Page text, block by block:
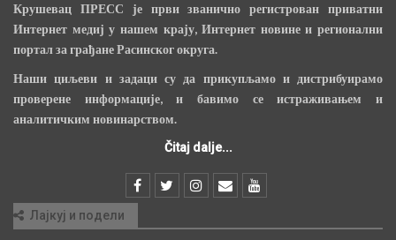
Крушевац ПРЕСС је први званично регистрован приватни
Интернет медиј у нашем крају, Интернет новине и регионални
портал за грађане Расинског округа.
Наши циљеви и задаци су да прикупљамо и дистрибуирамо
проверене информације, и бавимо се истраживањем и
аналитичким новинарством.
Čitaj dalje...
Лајкуј и подели